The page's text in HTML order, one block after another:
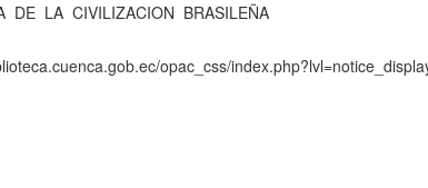
DE LA CIVILIZACION BRASILEÑA
opac_css/